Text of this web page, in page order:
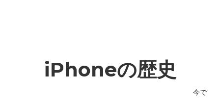
iPhoneの歴史
今で